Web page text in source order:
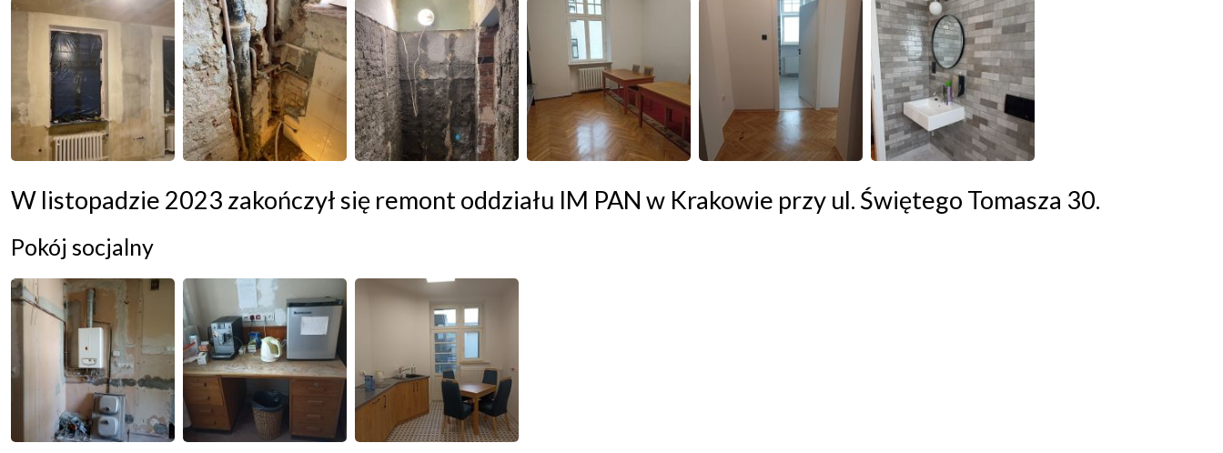
W listopadzie 2023 zakończył się remont oddziału IM PAN w Krakowie przy ul. Świętego Tomasza 30.
Pokój socjalny